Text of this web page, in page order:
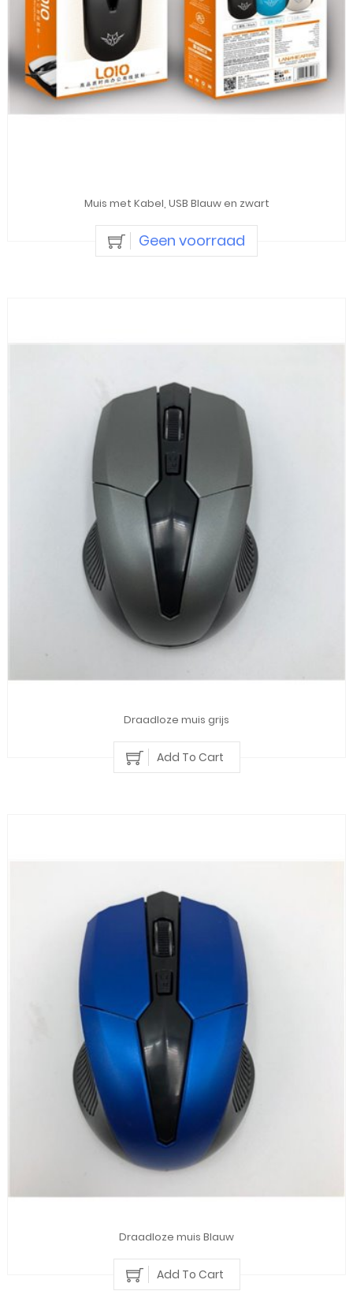
Muis met Kabel, USB Blauw en zwart
Geen voorraad
Draadloze muis grijs
Add To Cart
Draadloze muis Blauw
Add To Cart